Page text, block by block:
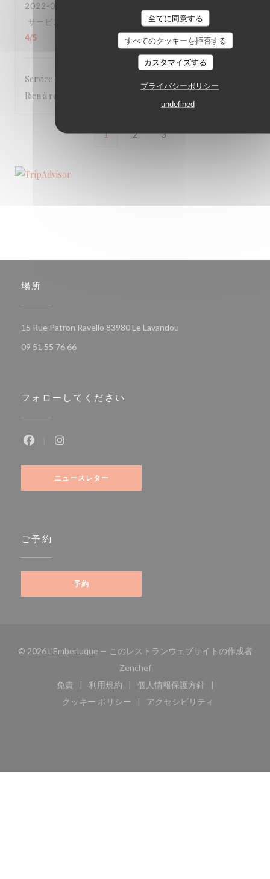
全てに同意する
すべてのクッキーを拒否する
カスタマイズする
プライバシーポリシー
undefined
2022-08-13
サービス
メニュー: 5/5 品質-価格
4/5
Service chaleureux, tout en simplicité. Plats excellents.
Rien à redire. Adresse à recommander.
1 2 3
場所
15 Rue Patron Ravello 83980 Le Lavandou
09 51 55 76 66
フォローしてください
ニュースレター
ご予約
予約
© 2026 L'Emberluque — このレストランウェブサイトの作成者
Zenchef((新しいウィンドウで開きます))
免責
((新しいウィンドウで開きます))
利用規約
((新しいウィンドウで開きます))
個人情報保護方針
((新しいウィンドウで開
クッキー ポリシー
((新しいウィンドウで開きます))
アクセシビリティ
((新しいウィンドウで